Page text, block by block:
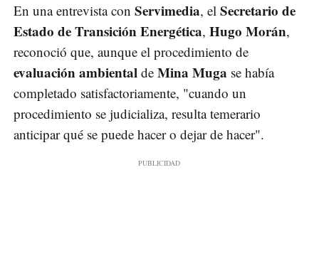
En una entrevista con Servimedia, el Secretario de
Estado de Transición Energética, Hugo Morán,
reconoció que, aunque el procedimiento de
evaluación ambiental de Mina Muga se había
completado satisfactoriamente, "cuando un
procedimiento se judicializa, resulta temerario
anticipar qué se puede hacer o dejar de hacer".